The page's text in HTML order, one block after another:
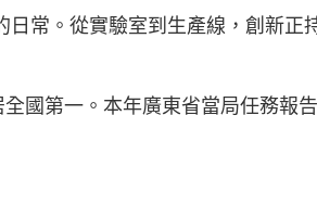
常。從實驗室到生產線，創新正
國第一。本年廣東省當局任務報